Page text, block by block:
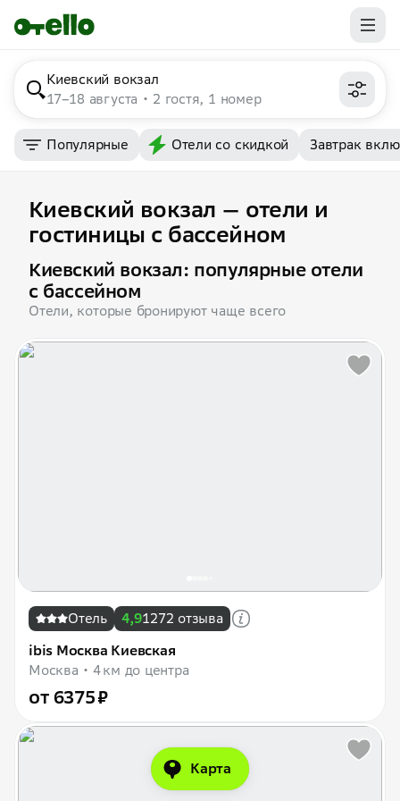
Киевский вокзал
17–18 августа
2 гостя, 1 номер
Популярные Отели со скидкой Завтрак
Киевский вокзал — отели и
гостиницы с бассейном
Киевский вокзал: популярные отели
с бассейном
Отели, которые бронируют чаще всего
Отель 4,91272 отзыва
ibis Москва Киевская
Москва
4 км до центра
от 6375 ₽
Карта